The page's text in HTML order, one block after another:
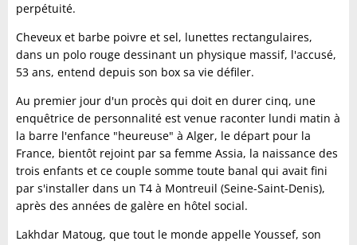
perpétuité.
Cheveux et barbe poivre et sel, lunettes rectangulaires,
dans un polo rouge dessinant un physique massif, l'accusé,
53 ans, entend depuis son box sa vie défiler.
Au premier jour d'un procès qui doit en durer cinq, une
enquêtrice de personnalité est venue raconter lundi matin à
la barre l'enfance "heureuse" à Alger, le départ pour la
France, bientôt rejoint par sa femme Assia, la naissance des
trois enfants et ce couple somme toute banal qui avait fini
par s'installer dans un T4 à Montreuil (Seine-Saint-Denis),
après des années de galère en hôtel social.
Lakhdar Matoug, que tout le monde appelle Youssef, son